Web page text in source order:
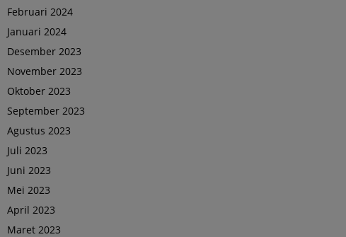
Februari 2024
Januari 2024
Desember 2023
November 2023
Oktober 2023
September 2023
Agustus 2023
Juli 2023
Juni 2023
Mei 2023
April 2023
Maret 2023